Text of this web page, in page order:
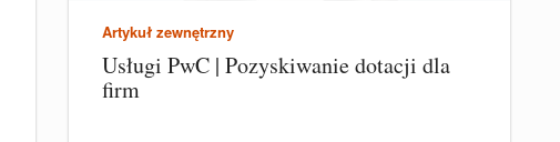
Artykuł zewnętrzny
Usługi PwC | Pozyskiwanie dotacji dla
firm